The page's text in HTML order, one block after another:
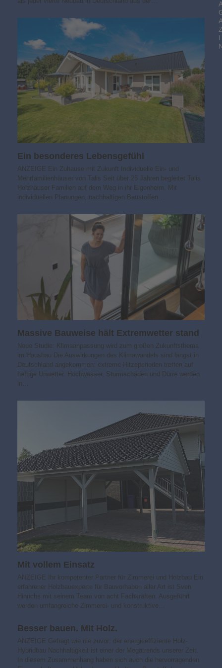
Ein besonderes Lebensgefühl
ANZEIGE Ein Zuhause mit Zukunft Individuelle Ein- und
Mehrfamilienhäuser von Talis Seit über 25 Jahren begleitet Talis
Holzhäuser Familien auf dem Weg in ihr Eigenheim. Mit
individuellen Planungen, nachhaltigen Baustoffen…
Massive Bauweise hält Extremwetter stand
Neue Studie: Klimaanpassung wird zum großen Zukunftsthema
im Hausbau Die Auswirkungen des Klimawandels sind längst in
Deutschland angekommen: extreme Hitzeperioden treffen auf
heftige Unwetter. Hochwasser, Sturmschäden und Dürre werden
in…
Mit vollem Einsatz
ANZEIGE Ihr kompetenter Partner für Zimmerei und Holzbau Ein
erfahrener Holzbauexperte für Bauvorhaben aller Art ist Sven
Hinrichs mit seinem Team von acht Fachkräften. Ausgeführt
werden umfangreiche Zimmerei- und konstruktive…
Besser bauen. Mit Holz.
ANZEIGE Gefragt wie nie zuvor: der energieeffiziente Holz-
Hybridbau Nachhaltigkeit ist einer der Mega­trends unserer Zeit.
In diesem Zusammenhang haben sich auch die hervorragenden
I